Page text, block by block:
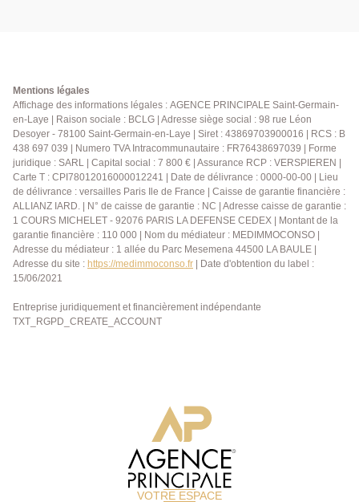
Mentions légales
Affichage des informations légales : AGENCE PRINCIPALE Saint-Germain-
en-Laye | Raison sociale : BCLG | Adresse siège social : 98 rue Léon
Desoyer - 78100 Saint-Germain-en-Laye | Siret : 43869703900016 | RCS : B
438 697 039 | Numero TVA Intracommunautaire : FR76438697039 | Forme
juridique : SARL | Capital social : 7 800 € | Assurance RCP : VERSPIEREN |
Carte T : CPI78012016000012241 | Date de délivrance : 0000-00-00 | Lieu
de délivrance : versailles Paris Ile de France | Caisse de garantie financière :
ALLIANZ IARD. | N° de caisse de garantie : NC | Adresse caisse de garantie :
1 COURS MICHELET - 92076 PARIS LA DEFENSE CEDEX | Montant de la
garantie financière : 110 000 | Nom du médiateur : MEDIMMOCONSO |
Adresse du médiateur : 1 allée du Parc Mesemena 44500 LA BAULE |
Adresse du site : https://medimmoconso.fr | Date d'obtention du label :
15/06/2021
Entreprise juridiquement et financièrement indépendante
TXT_RGPD_CREATE_ACCOUNT
VOTRE ESPACE